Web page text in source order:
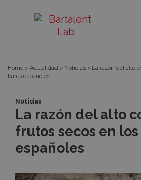
del
consumo
de
Bartalent
Lab
Home > Actualidad > Noticias > La razón del alto
bares españoles
Noticias
La razón del alto
frutos secos en
españoles